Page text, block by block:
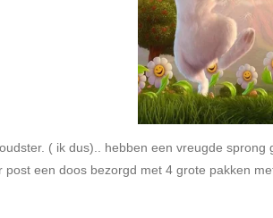
( ik dus).. hebben een vreugde
een doos bezorgd met 4 grote pakken